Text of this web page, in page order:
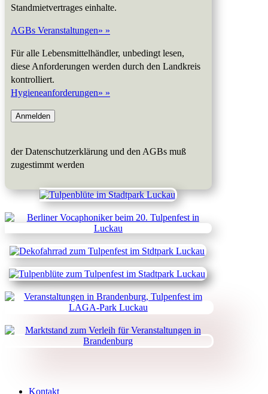
Standmietvertrages einhalte.
AGBs Veranstaltungen» »
Für alle Lebensmittelhändler, unbedingt lesen,
diese Anforderungen werden durch den Landkreis
kontrolliert.
Hygieneanforderungen» »
Bitte lasse dieses Feld leer.
der Datenschutzerklärung und den AGBs muß
zugestimmt werden
Kontakt